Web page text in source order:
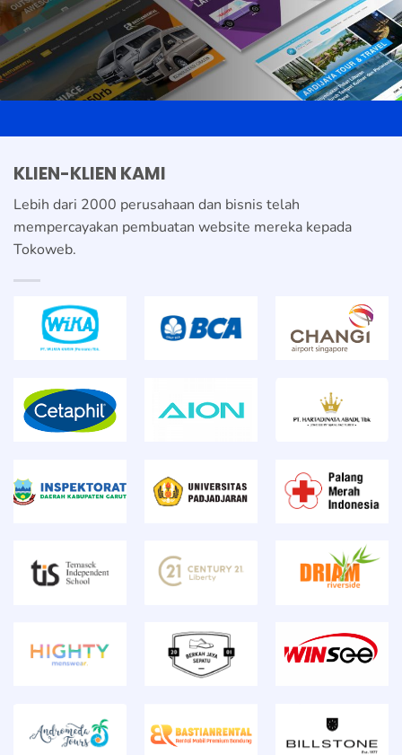
KLIEN-KLIEN KAMI
Lebih dari 2000 perusahaan dan bisnis telah
mempercayakan pembuatan website mereka kepada
Tokoweb.